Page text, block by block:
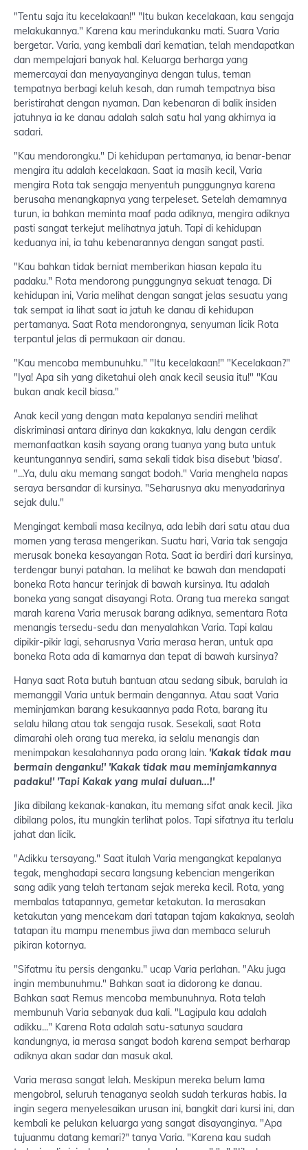
"Tentu saja itu kecelakaan!" "Itu bukan kecelakaan, kau sengaja
melakukannya." Karena kau merindukanku mati. Suara Varia
bergetar. Varia, yang kembali dari kematian, telah mendapatkan
dan mempelajari banyak hal. Keluarga berharga yang
memercayai dan menyayanginya dengan tulus, teman
tempatnya berbagi keluh kesah, dan rumah tempatnya bisa
beristirahat dengan nyaman. Dan kebenaran di balik insiden
jatuhnya ia ke danau adalah salah satu hal yang akhirnya ia
sadari.
"Kau mendorongku." Di kehidupan pertamanya, ia benar-benar
mengira itu adalah kecelakaan. Saat ia masih kecil, Varia
mengira Rota tak sengaja menyentuh punggungnya karena
berusaha menangkapnya yang terpeleset. Setelah demamnya
turun, ia bahkan meminta maaf pada adiknya, mengira adiknya
pasti sangat terkejut melihatnya jatuh. Tapi di kehidupan
keduanya ini, ia tahu kebenarannya dengan sangat pasti.
"Kau bahkan tidak berniat memberikan hiasan kepala itu
padaku." Rota mendorong punggungnya sekuat tenaga. Di
kehidupan ini, Varia melihat dengan sangat jelas sesuatu yang
tak sempat ia lihat saat ia jatuh ke danau di kehidupan
pertamanya. Saat Rota mendorongnya, senyuman licik Rota
terpantul jelas di permukaan air danau.
"Kau mencoba membunuhku." "Itu kecelakaan!" "Kecelakaan?"
"Iya! Apa sih yang diketahui oleh anak kecil seusia itu!" "Kau
bukan anak kecil biasa."
Anak kecil yang dengan mata kepalanya sendiri melihat
diskriminasi antara dirinya dan kakaknya, lalu dengan cerdik
memanfaatkan kasih sayang orang tuanya yang buta untuk
keuntungannya sendiri, sama sekali tidak bisa disebut 'biasa'.
"...Ya, dulu aku memang sangat bodoh." Varia menghela napas
seraya bersandar di kursinya. "Seharusnya aku menyadarinya
sejak dulu."
Mengingat kembali masa kecilnya, ada lebih dari satu atau dua
momen yang terasa mengerikan. Suatu hari, Varia tak sengaja
merusak boneka kesayangan Rota. Saat ia berdiri dari kursinya,
terdengar bunyi patahan. Ia melihat ke bawah dan mendapati
boneka Rota hancur terinjak di bawah kursinya. Itu adalah
boneka yang sangat disayangi Rota. Orang tua mereka sangat
marah karena Varia merusak barang adiknya, sementara Rota
menangis tersedu-sedu dan menyalahkan Varia. Tapi kalau
dipikir-pikir lagi, seharusnya Varia merasa heran, untuk apa
boneka Rota ada di kamarnya dan tepat di bawah kursinya?
Hanya saat Rota butuh bantuan atau sedang sibuk, barulah ia
memanggil Varia untuk bermain dengannya. Atau saat Varia
meminjamkan barang kesukaannya pada Rota, barang itu
selalu hilang atau tak sengaja rusak. Sesekali, saat Rota
dimarahi oleh orang tua mereka, ia selalu menangis dan
menimpakan kesalahannya pada orang lain. 'Kakak tidak mau
bermain denganku!' 'Kakak tidak mau meminjamkannya
padaku!' 'Tapi Kakak yang mulai duluan...!'
Jika dibilang kekanak-kanakan, itu memang sifat anak kecil. Jika
dibilang polos, itu mungkin terlihat polos. Tapi sifatnya itu terlalu
jahat dan licik.
"Adikku tersayang." Saat itulah Varia mengangkat kepalanya
tegak, menghadapi secara langsung kebencian mengerikan
sang adik yang telah tertanam sejak mereka kecil. Rota, yang
membalas tatapannya, gemetar ketakutan. Ia merasakan
ketakutan yang mencekam dari tatapan tajam kakaknya, seolah
tatapan itu mampu menembus jiwa dan membaca seluruh
pikiran kotornya.
"Sifatmu itu persis denganku." ucap Varia perlahan. "Aku juga
ingin membunuhmu." Bahkan saat ia didorong ke danau.
Bahkan saat Remus mencoba membunuhnya. Rota telah
membunuh Varia sebanyak dua kali. "Lagipula kau adalah
adikku..." Karena Rota adalah satu-satunya saudara
kandungnya, ia merasa sangat bodoh karena sempat berharap
adiknya akan sadar dan masuk akal.
Varia merasa sangat lelah. Meskipun mereka belum lama
mengobrol, seluruh tenaganya seolah sudah terkuras habis. Ia
ingin segera menyelesaikan urusan ini, bangkit dari kursi ini, dan
kembali ke pelukan keluarga yang sangat disayanginya. "Apa
tujuanmu datang kemari?" tanya Varia. "Karena kau sudah